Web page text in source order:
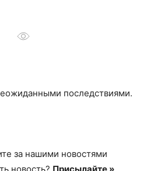
последствиями.
за нашими новостями